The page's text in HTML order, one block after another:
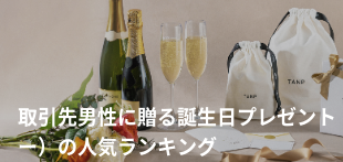
取引先男性に贈る誕生日プレゼン
ー）の人気ランキング